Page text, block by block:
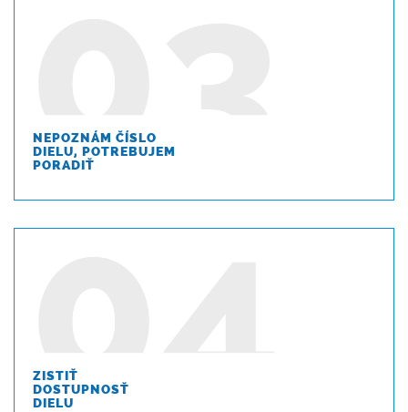
NEPOZNÁM ČÍSLO
DIELU, POTREBUJEM
PORADIŤ
ZISTIŤ
DOSTUPNOSŤ
DIELU